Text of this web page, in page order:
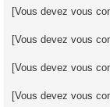
[Vous devez vous
[Vous devez vous
[Vous devez vous
[Vous devez vous